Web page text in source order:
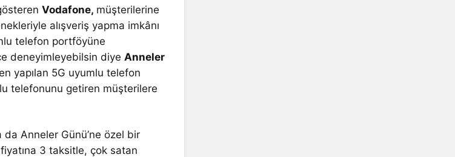
Vodafone, müşterilerine
alışveriş yapma imkânı
telefon portföyüne
deneyimleyebilsin diye Anneler
yapılan 5G uyumlu telefon
telefonunu getiren müşterilere
Anneler Günü’ne özel bir
3 taksitle, çok satan